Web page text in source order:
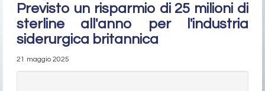
Previsto un risparmio di 25 milioni di
sterline all'anno per l'industria
siderurgica britannica
21 maggio 2025